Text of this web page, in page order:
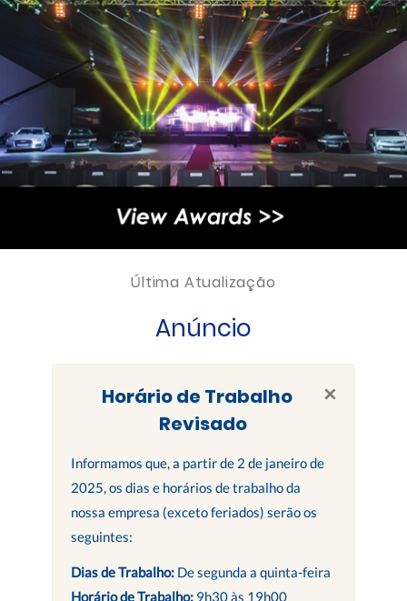
Última Atualização
Anúncio
×
Horário de Trabalho
Revisado
Informamos que, a partir de 2 de janeiro de
2025, os dias e horários de trabalho da
nossa empresa (exceto feriados) serão os
seguintes:
Dias de Trabalho:De segunda a quinta-feira
Horário de Trabalho: 9h30 às 19h00